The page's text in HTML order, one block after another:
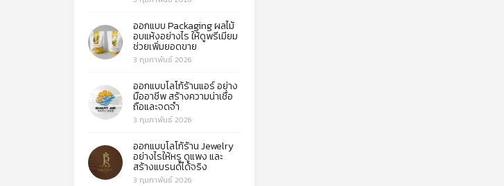
ออกแบบ Packaging ผลไม้
อบแห้งอย่างไร ให้ดูพรีเมียม
ช่วยเพิ่มยอดขาย
3 กุมภาพันธ์ 2026
ออกแบบโลโก้ร้านแอร์ อย่าง
มืออาชีพ สร้างความน่าเชื่อ
ถือและจดจำ
3 กุมภาพันธ์ 2026
ออกแบบโลโก้ร้าน Jewelry
อย่างไรให้หรู ดูแพง และ
สร้างแบรนด์ได้จริง
3 กุมภาพันธ์ 2026